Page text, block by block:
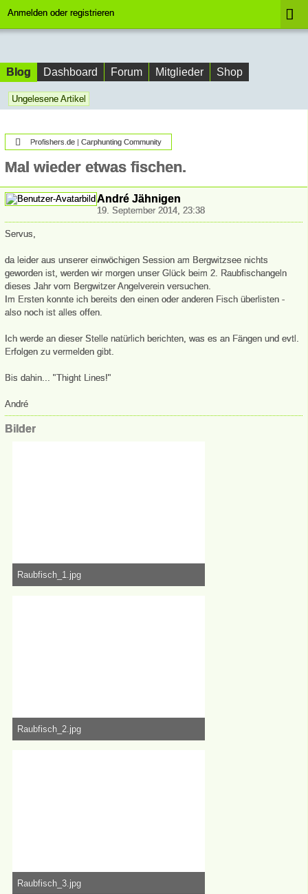
Anmelden oder registrieren
Blog Dashboard Forum Mitglieder Shop
Ungelesene Artikel
Profishers.de | Carphunting Community
Mal wieder etwas fischen.
André Jähnigen
19. September 2014, 23:38
Servus,
da leider aus unserer einwöchigen Session am Bergwitzsee nichts
geworden ist, werden wir morgen unser Glück beim 2. Raubfischangeln
dieses Jahr vom Bergwitzer Angelverein versuchen.
Im Ersten konnte ich bereits den einen oder anderen Fisch überlisten -
also noch ist alles offen.
Ich werde an dieser Stelle natürlich berichten, was es an Fängen und evtl.
Erfolgen zu vermelden gibt.
Bis dahin... "Thight Lines!"
André
Bilder
Raubfisch_1.jpg
1,34 MB, 6.000×3.376, 50.866 mal angesehen
Raubfisch_2.jpg
1,19 MB, 6.000×3.376, 50.643 mal angesehen
Raubfisch_3.jpg